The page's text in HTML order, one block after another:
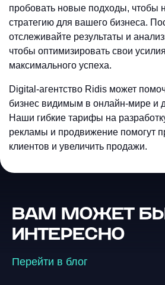
пробовать новые подходы, чтобы
стратегию для вашего бизнеса.
отслеживайте результаты и
чтобы оптимизировать свои
максимального успеха.
Digital-агентство Ridis может
бизнес видимым в онлайн-мире и
Наши гибкие тарифы на
рекламы и продвижение помогут
клиентов и увеличить продажи.
ВАМ МОЖЕТ
ИНТЕРЕСНО
Перейти в блог
GSO — Generative Search
Optimization: новое SEO в эпоху
искусственного интеллекта
Конец эры кликов: выживание в
мире AI-ответов
Телеграм-боты с
искусственным интеллектом:
возможностям и внедрению в